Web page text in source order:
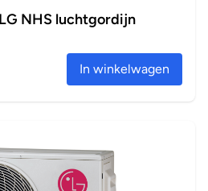
NHS luchtgordijn
In winkelwagen